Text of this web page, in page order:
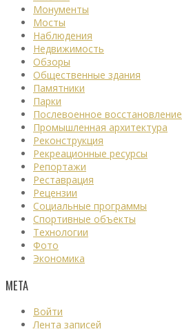
Монументы
Мосты
Наблюдения
Недвижимость
Обзоры
Общественные здания
Памятники
Парки
Послевоенное восстановление
Промышленная архитектура
Реконструкция
Рекреационные ресурсы
Репортажи
Реставрация
Рецензии
Социальные программы
Спортивные объекты
Технологии
Фото
Экономика
МЕТА
Войти
Лента записей